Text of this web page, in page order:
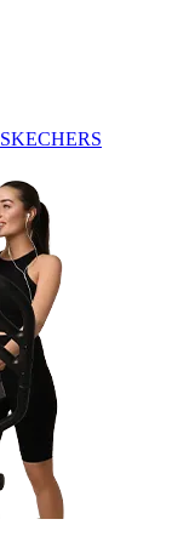
SKECHERS